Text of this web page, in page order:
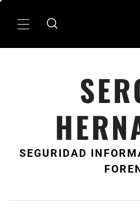
MenÃº
SEGURIDAD